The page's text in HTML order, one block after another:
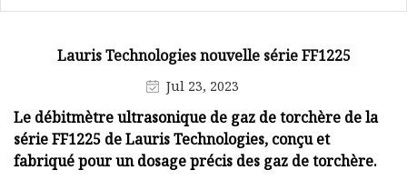
Lauris Technologies nouvelle série FF1225
Jul 23, 2023
Le débitmètre ultrasonique de gaz de torchère de la
série FF1225 de Lauris Technologies, conçu et
fabriqué pour un dosage précis des gaz de torchère.